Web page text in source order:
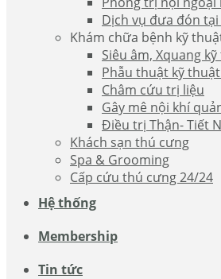
Dịch vụ đưa đón
Khám chữa bệnh kỹ
Siêu âm, Xquang
Phẫu thuật kỹ
Châm cứu trị liệu
Gây mê nội khí
Điều trị Thận- Tiết
Khách sạn thú cưng
Spa & Grooming
Cấp cứu thú cưng 24/24
Hệ thống
Membership
Tin tức